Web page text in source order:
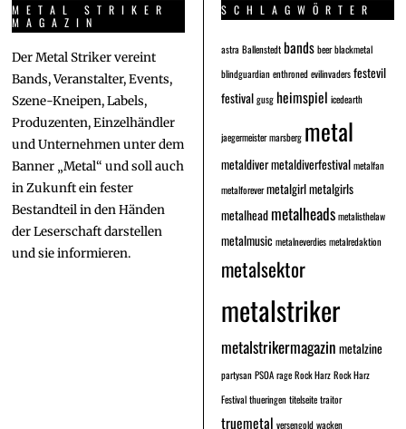
METAL STRIKER
MAGAZIN
Der Metal Striker vereint
Bands, Veranstalter, Events,
Szene-Kneipen, Labels,
Produzenten, Einzelhändler
und Unternehmen unter dem
Banner „Metal“ und soll auch
in Zukunft ein fester
Bestandteil in den Händen
der Leserschaft darstellen
und sie informieren.
SCHLAGWÖRTER
astra Ballenstedtbandsbeerblackmetal
blindguardianenthronedevilinvadersfestevil
festivalgusgheimspiel icedearth
jaegermeistermarsberg metal
metaldivermetaldiverfestivalmetalfan
metalforevermetalgirlmetalgirls
metalhead metalheadsmetalisthelaw
metalmusic metalneverdiesmetalredaktion
metalsektor
metalstriker
metalstrikermagazin metalzine
partysanPSOArageRock HarzRock Harz
Festivalthueringentitelseitetraitor
truemetal versengoldwacken